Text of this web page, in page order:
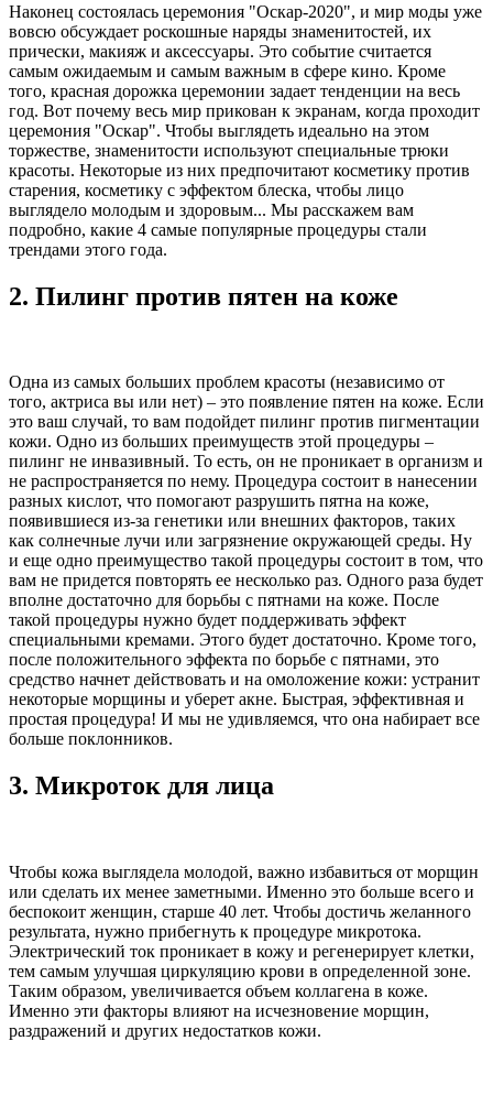
Наконец состоялась церемония "Оскар-2020", и мир моды уже
вовсю обсуждает роскошные наряды знаменитостей, их
прически, макияж и аксессуары. Это событие считается
самым ожидаемым и самым важным в сфере кино. Кроме
того, красная дорожка церемонии задает тенденции на весь
год. Вот почему весь мир прикован к экранам, когда проходит
церемония "Оскар". Чтобы выглядеть идеально на этом
торжестве, знаменитости используют специальные трюки
красоты. Некоторые из них предпочитают косметику против
старения, косметику с эффектом блеска, чтобы лицо
выглядело молодым и здоровым... Мы расскажем вам
подробно, какие 4 самые популярные процедуры стали
трендами этого года.
2. Пилинг против пятен на коже
Одна из самых больших проблем красоты (независимо от
того, актриса вы или нет) – это появление пятен на коже. Если
это ваш случай, то вам подойдет пилинг против пигментации
кожи. Одно из больших преимуществ этой процедуры –
пилинг не инвазивный. То есть, он не проникает в организм и
не распространяется по нему. Процедура состоит в нанесении
разных кислот, что помогают разрушить пятна на коже,
появившиеся из-за генетики или внешних факторов, таких
как солнечные лучи или загрязнение окружающей среды. Ну
и еще одно преимущество такой процедуры состоит в том, что
вам не придется повторять ее несколько раз. Одного раза будет
вполне достаточно для борьбы с пятнами на коже. После
такой процедуры нужно будет поддерживать эффект
специальными кремами. Этого будет достаточно. Кроме того,
после положительного эффекта по борьбе с пятнами, это
средство начнет действовать и на омоложение кожи: устранит
некоторые морщины и уберет акне. Быстрая, эффективная и
простая процедура! И мы не удивляемся, что она набирает все
больше поклонников.
3. Микроток для лица
Чтобы кожа выглядела молодой, важно избавиться от морщин
или сделать их менее заметными. Именно это больше всего и
беспокоит женщин, старше 40 лет. Чтобы достичь желанного
результата, нужно прибегнуть к процедуре микротока.
Электрический ток проникает в кожу и регенерирует клетки,
тем самым улучшая циркуляцию крови в определенной зоне.
Таким образом, увеличивается объем коллагена в коже.
Именно эти факторы влияют на исчезновение морщин,
раздражений и других недостатков кожи.